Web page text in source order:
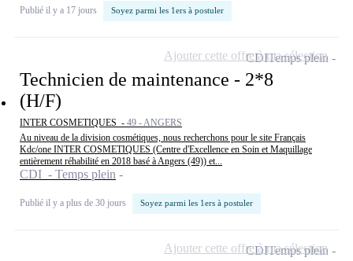
Publié il y a 17 jours Soyez parmi les 1ers à postuler
Technicien de maintenance - 2*8
(H/F)
INTER COSMETIQUES - 49 - ANGERS
Au niveau de la division cosmétiques, nous recherchons pour le site Français
Kdc/one INTER COSMETIQUES (Centre d'Excellence en Soin et Maquillage
entièrement réhabilité en 2018 basé à Angers (49)) et...
CDI - Temps plein
Publié il y a plus de 30 jours Soyez parmi les 1ers à postuler
CDITemps plein
Ajouter cette offre à ma sélection
CDITemps plein
Ajouter cette offre à ma sélection